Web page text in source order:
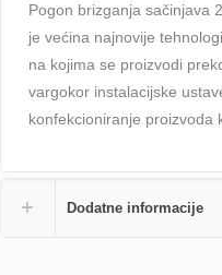
Pogon brizganja sačinjava
je većina najnovije
na kojima se proizvodi
vargokor instalacijske
konfekcioniranje proizvoda
Dodatne informacije